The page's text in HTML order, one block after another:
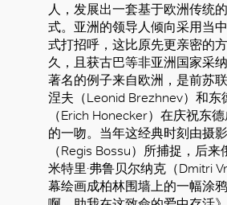
人，发展出一套基于欧洲传统
式。亚洲的领导人倾向采用当
式打招呼，这比原先更亲密的
久，且获古巴等非亚洲国家采
著名的例子来自欧洲，是前苏
涅夫（Leonid Brezhnev）和东
（Erich Honecker）在庆祝东
的一吻。当年这经典时刻由摄
（Regis Bossu）所捕捉，后
米特里·弗鲁贝尔纳克（Dmitri
幕绘画成柏林围墙上的一幅涂